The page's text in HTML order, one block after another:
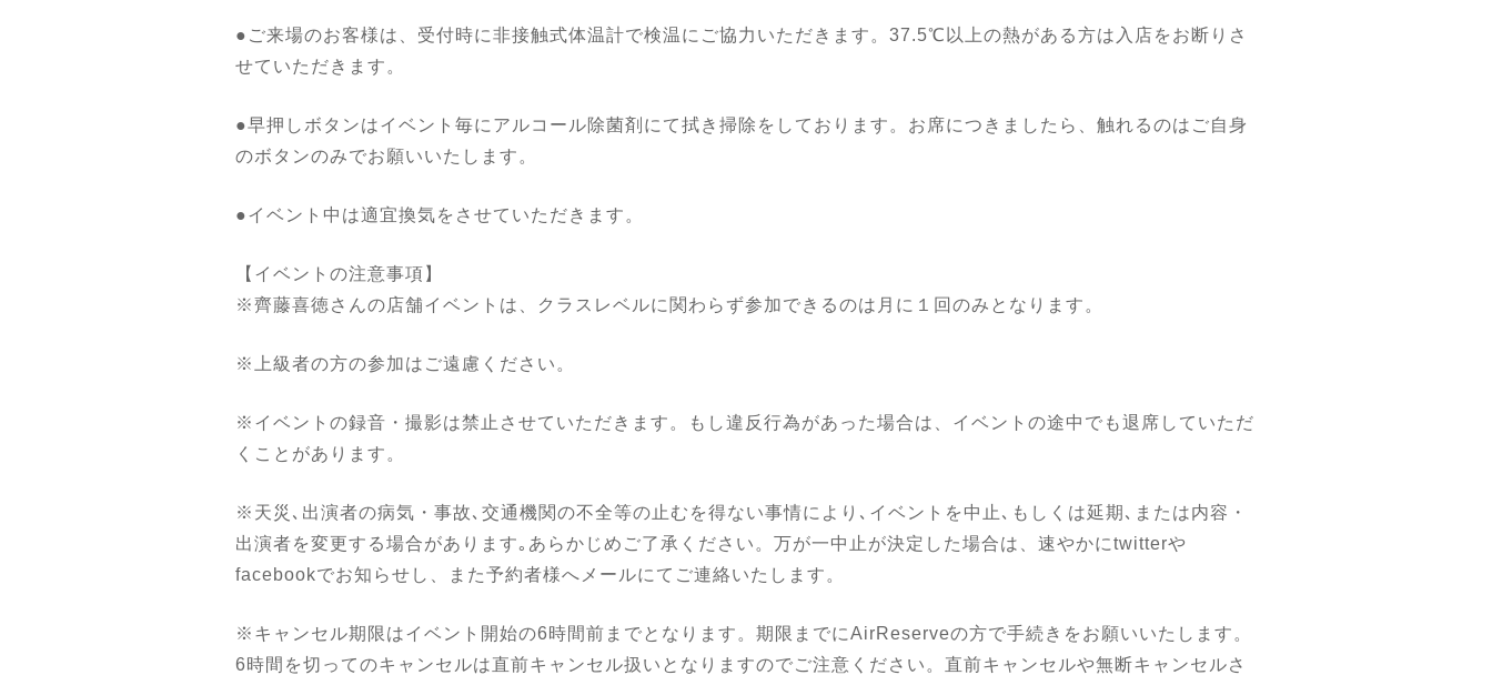
●ご来場のお客様は、受付時に非接触式体温計で検温にご協力いただきます。37.5℃以上の熱がある方は入店をお断りさ
せていただきます。
●早押しボタンはイベント毎にアルコール除菌剤にて拭き掃除をしております。お席につきましたら、触れるのはご自身
のボタンのみでお願いいたします。
●イベント中は適宜換気をさせていただきます。
【イベントの注意事項】
※齊藤喜徳さんの店舗イベントは、クラスレベルに関わらず参加できるのは月に１回のみとなります。
※上級者の方の参加はご遠慮ください。
※イベントの録音・撮影は禁止させていただきます。もし違反行為があった場合は、イベントの途中でも退席していただ
くことがあります。
※天災､出演者の病気・事故､交通機関の不全等の止むを得ない事情により､イベントを中止､もしくは延期､または内容・
出演者を変更する場合があります｡あらかじめご了承ください。万が一中止が決定した場合は、速やかにtwitterや
facebookでお知らせし、また予約者様へメールにてご連絡いたします。
※キャンセル期限はイベント開始の6時間前までとなります。期限までにAirReserveの方で手続きをお願いいたします。
6時間を切ってのキャンセルは直前キャンセル扱いとなりますのでご注意ください。直前キャンセルや無断キャンセルさ